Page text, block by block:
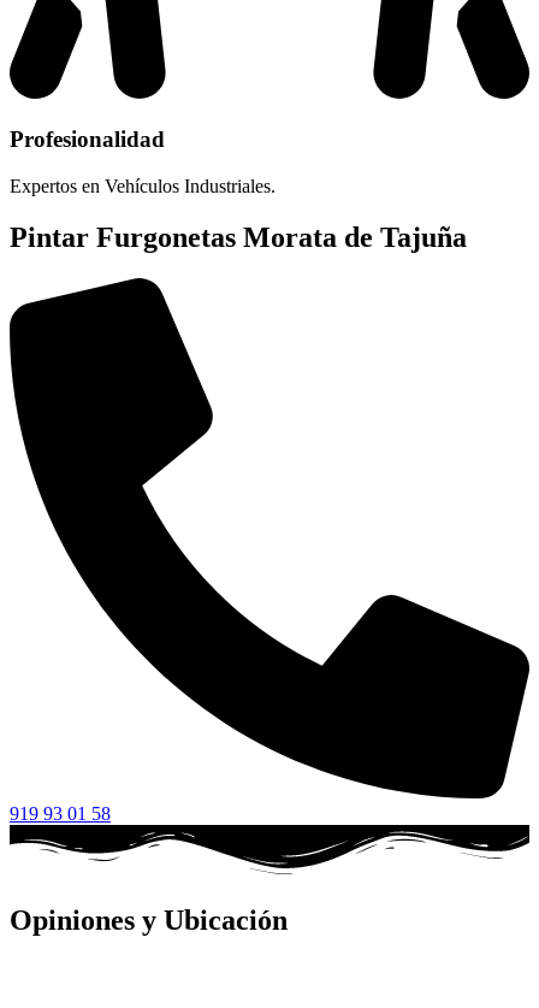
Profesionalidad
Expertos en Vehículos Industriales.
Pintar Furgonetas Morata de Tajuña
919 93 01 58
Opiniones y Ubicación